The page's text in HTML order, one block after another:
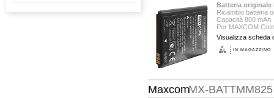
Batteria originale
Ricambio batteria
Capacità 800 mAh
Per MAXCOM
Visualizza scheda
IN MAGAZZINO
MaxcomMX-BATTMM825